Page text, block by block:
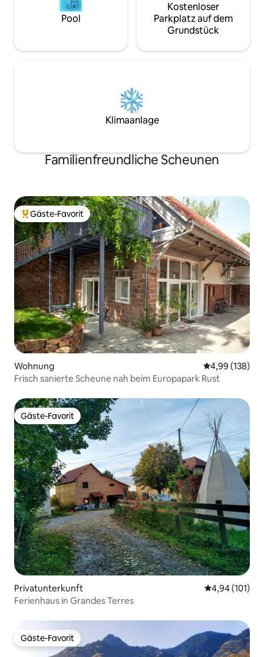
Pool
Kostenloser
Parkplatz auf dem
Grundstück
Klimaanlage
Familienfreundliche Scheunen
Beliebter Gäste-Favorit.
Gäste-Favorit
Wohnung
4,99 (138)
Frisch sanierte Scheune nah beim Europapark Rust
Gäste-Favorit
Gäste-Favorit
Privatunterkunft
4,94 (101)
Ferienhaus in Grandes Terres
Gäste-Favorit
Gäste-Favorit